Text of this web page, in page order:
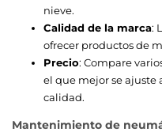
nieve.
Calidad de la marca:
ofrecer productos de
Precio: Compare
el que mejor se ajuste
calidad.
Mantenimiento de